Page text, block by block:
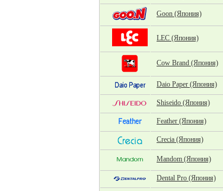
Goon (Япония)
LEC (Япония)
Cow Brand (Япония)
Daio Paper (Япония)
Shiseido (Япония)
Feather (Япония)
Crecia (Япония)
Mandom (Япония)
Dental Pro (Япония)